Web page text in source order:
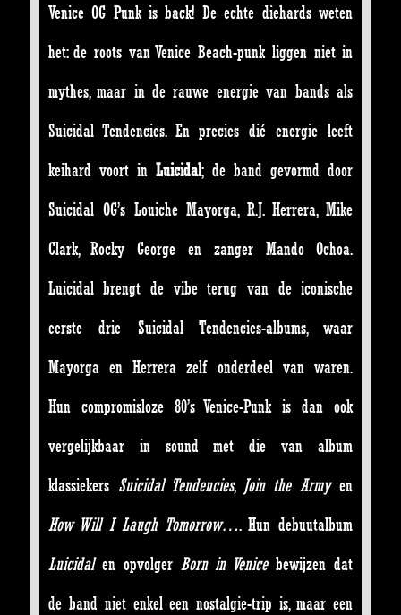
Venice OG Punk is back! De echte diehards weten
het: de roots van Venice Beach-punk liggen niet in
mythes, maar in de rauwe energie van bands als
Suicidal Tendencies. En precies dié energie leeft
keihard voort in Luicidal; de band gevormd door
Suicidal OG’s Louiche Mayorga, R.J. Herrera, Mike
Clark, Rocky George en zanger Mando Ochoa.
Luicidal brengt de vibe terug van de iconische
eerste drie Suicidal Tendencies-albums, waar
Mayorga en Herrera zelf onderdeel van waren.
Hun compromisloze 80’s Venice-Punk is dan ook
vergelijkbaar in sound met die van album
klassiekers Suicidal Tendencies, Join the Armyen
How Will I Laugh Tomorrow…. Hun debuutalbum
Luicidalen opvolger Born in Venicebewijzen dat
de band niet enkel een nostalgie-trip is, maar een